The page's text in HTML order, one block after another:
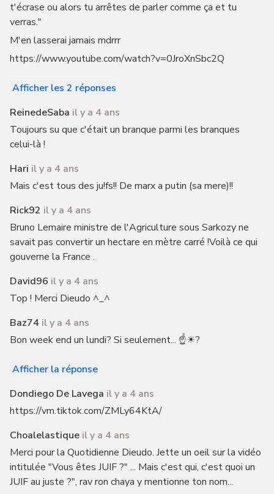
t'écrase ou alors tu arrêtes de parler comme ça et tu
verras."
M'en lasserai jamais mdrrr
https://www.youtube.com/watch?v=0JroXnSbc2Q
Afficher les 2 réponses
ReinedeSaba il y a 4 ans
Toujours su que c'était un branque parmi les branques
celui-là !
Hari il y a 4 ans
Mais c'est tous des ju!fs!! De marx a putin (sa mere)!!
Rick92 il y a 4 ans
Bruno Lemaire ministre de l'Agriculture sous Sarkozy ne
savait pas convertir un hectare en mètre carré !Voilà ce qui
gouverne la France .
David96 il y a 4 ans
Top ! Merci Dieudo ^_^
Baz74 il y a 4 ans
Bon week end un lundi? Si seulement... ☝☀?
Afficher la réponse
Dondiego De Lavega il y a 4 ans
https://vm.tiktok.com/ZMLy64KtA/
Choalelastique il y a 4 ans
Merci pour la Quotidienne Dieudo. Jette un oeil sur la vidéo
intitulée "Vous êtes JUIF ?" ... Mais c'est qui, c'est quoi un
JUIF au juste ?", rav ron chaya y mentionne ton nom...